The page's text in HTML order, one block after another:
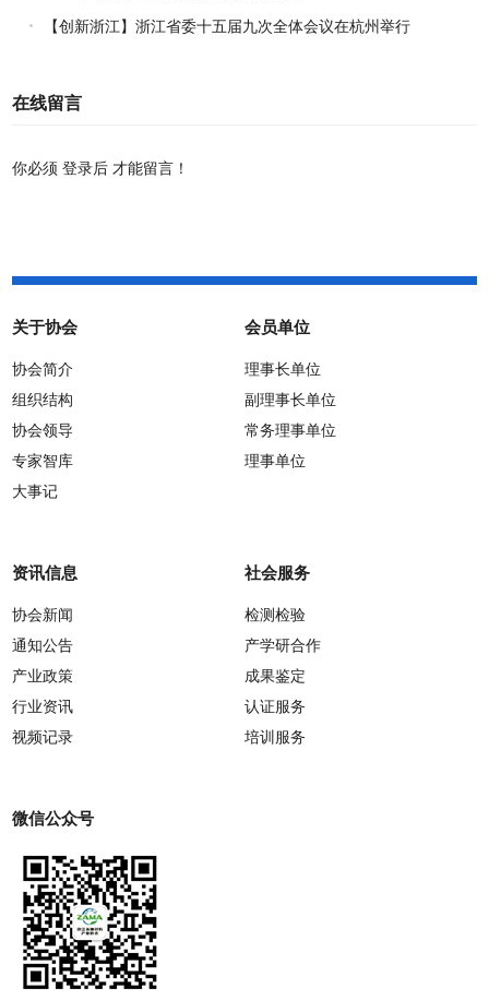
【创新浙江】浙江省委十五届九次全体会议在杭州举行
在线留言
你必须登录后 才能留言！
关于协会
协会简介
组织结构
协会领导
专家智库
大事记
会员单位
理事长单位
副理事长单位
常务理事单位
理事单位
资讯信息
协会新闻
通知公告
产业政策
行业资讯
视频记录
社会服务
检测检验
产学研合作
成果鉴定
认证服务
培训服务
微信公众号